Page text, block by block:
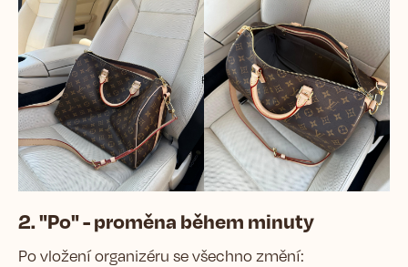
2. "Po" - proměna během minuty
Po vložení organizéru se všechno změní: